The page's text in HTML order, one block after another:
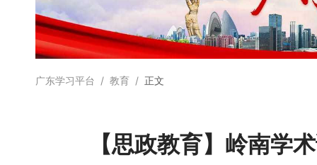
广东学习平台 / 教育 / 正文
【思政教育】岭南学